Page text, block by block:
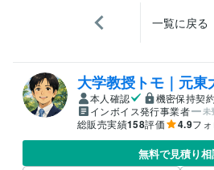
一覧に戻る
大学教授トモ｜元東
本人確認
機密保持契
インボイス発行事業者
未
総販売実績158評価 4.9フ
無料で見積り